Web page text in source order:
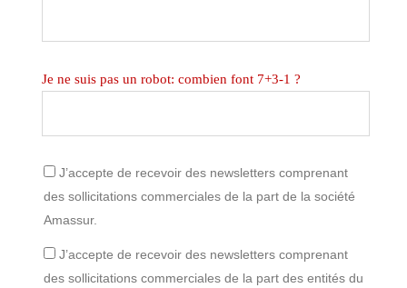
Je ne suis pas un robot: combien font 7+3-1 ?
J’accepte de recevoir des newsletters comprenant
des sollicitations commerciales de la part de la société
Amassur.
J’accepte de recevoir des newsletters comprenant
des sollicitations commerciales de la part des entités du